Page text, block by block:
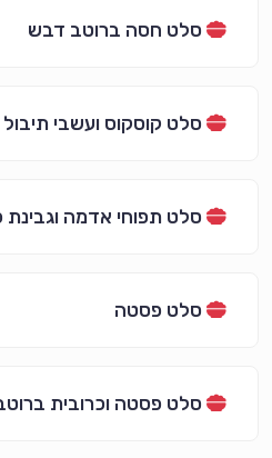
סלט חסה ברוטב דבש
סלט קוסקוס ועשבי תיבול
סלט תפוחי אדמה וגבינת
סלט פסטה
סלט פסטה וכרובית